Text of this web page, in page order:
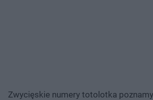
Zwycięskie numery totolotka